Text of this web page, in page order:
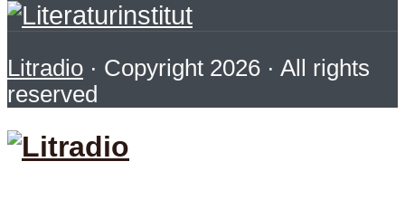
Litradio · Copyright 2026 · All rights
reserved